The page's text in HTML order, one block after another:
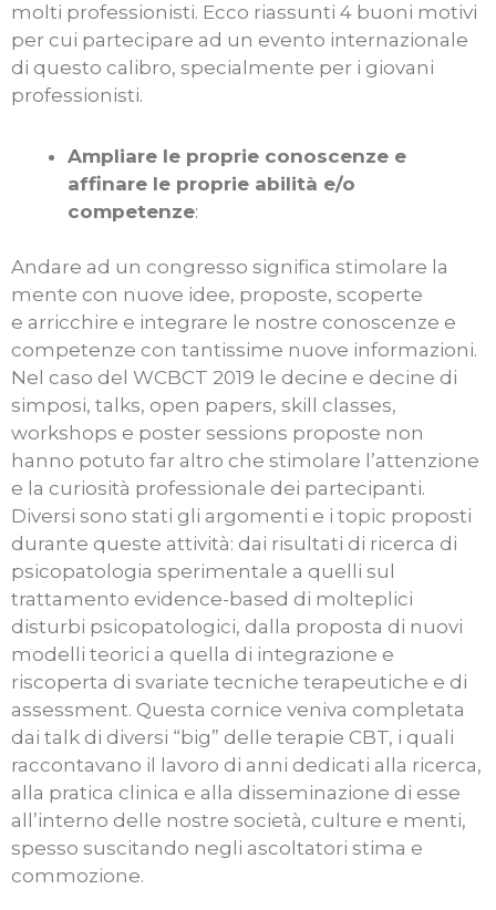
molti professionisti. Ecco riassunti 4 buoni motivi
per cui partecipare ad un evento internazionale
di questo calibro, specialmente per i giovani
professionisti.
Ampliare le proprie conoscenze e
affinare le proprie abilità e/o
competenze:
Andare ad un congresso significa stimolare la
mente con nuove idee, proposte, scoperte
e arricchire e integrare le nostre conoscenze e
competenze con tantissime nuove informazioni.
Nel caso del WCBCT 2019 le decine e decine di
simposi, talks, open papers, skill classes,
workshops e poster sessions proposte non
hanno potuto far altro che stimolare l’attenzione
e la curiosità professionale dei partecipanti.
Diversi sono stati gli argomenti e i topic proposti
durante queste attività: dai risultati di ricerca di
psicopatologia sperimentale a quelli sul
trattamento evidence-based di molteplici
disturbi psicopatologici, dalla proposta di nuovi
modelli teorici a quella di integrazione e
riscoperta di svariate tecniche terapeutiche e di
assessment. Questa cornice veniva completata
dai talk di diversi “big” delle terapie CBT, i quali
raccontavano il lavoro di anni dedicati alla ricerca,
alla pratica clinica e alla disseminazione di esse
all’interno delle nostre società, culture e menti,
spesso suscitando negli ascoltatori stima e
commozione.